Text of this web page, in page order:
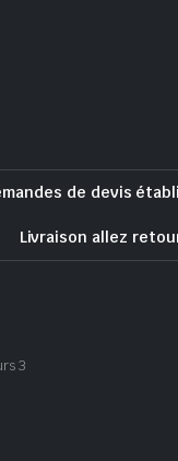
de devis
Livraison allez
3